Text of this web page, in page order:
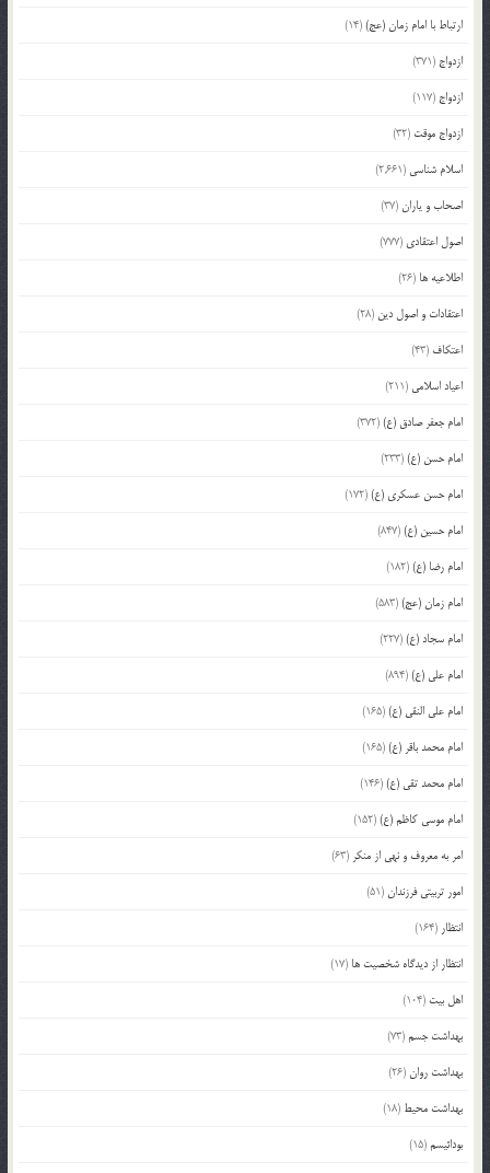
ارتباط با امام زمان (عج)(14)
ازدواج (371)
ازدواج (117)
ازدواج موقت (32)
اسلام شناسی (2,661)
اصحاب و یاران(37)
اصول اعتقادی (777)
اطلاعیه ها (26)
اعتقادات و اصول دین (28)
اعتکاف (43)
اعیاد اسلامی (211)
امام جعفر صادق (ع)(372)
امام حسن (ع)(233)
امام حسن عسکری (ع)(172)
امام حسین (ع)(847)
امام رضا (ع)(182)
امام زمان (عج)(583)
امام سجاد (ع)(227)
امام علی (ع)(894)
امام علی النقی (ع)(165)
امام محمد باقر (ع)(165)
امام محمد تقی (ع)(146)
امام موسی کاظم (ع)(152)
امر به معروف و نهی از منکر (63)
امور تربیتی فرزندان(51)
انتظار (164)
انتظار از دیدگاه شخصیت ها (17)
اهل بیت (104)
بهداشت جسم(73)
بهداشت روان(26)
بهداشت محیط (18)
بودائیسم(15)